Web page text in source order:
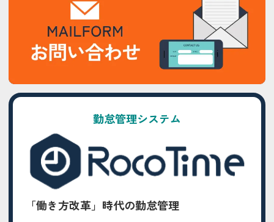
勤怠管理システム
「働き方改革」時代の勤怠管理